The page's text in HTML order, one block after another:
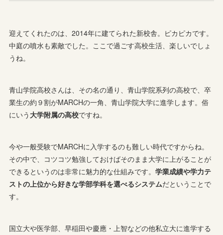
迎えてくれたのは、2014年に建てられた新校舎。ピカピカです。
中庭の噴水も素敵でした。ここで過ごす高校生活、楽しいでしょ
うね。
青山学院高校さんは、その名の通り、青山学院系列の高校で、卒
業生の約９割がMARCHの一角、青山学院大学に進学します。俗
にいう 大学附属の高校ですね。
今や一般受験でMARCHに入学するのも難しい時代ですからね。
その中で、コツコツ勉強しておけばそのまま大学に上がることが
できるというのは非常に魅力的な仕組みです。学業成績や学力テ
ストの上位から好きな学部学科を選べるシステムだということで
す。
国立大や医学部、早稲田や慶應・上智などの他私立大に進学する